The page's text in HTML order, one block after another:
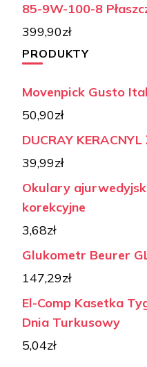
85-9W-100-8
399,90zł
PRODUKTY
Movenpick Gusto
50,90zł
DUCRAY
39,99zł
Okulary
korekcyjne
3,68zł
Glukometr Beurer
147,29zł
El-Comp Kasetka
Dnia Turkusowy
5,04zł